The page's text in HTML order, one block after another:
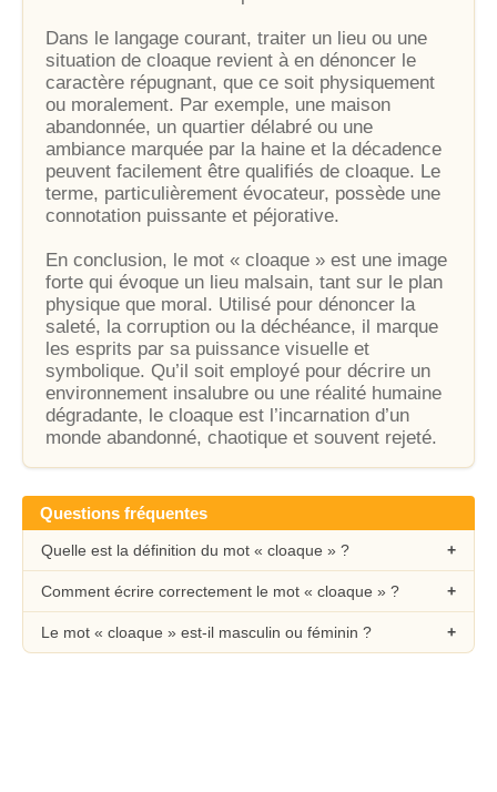
Dans le langage courant, traiter un lieu ou une
situation de cloaque revient à en dénoncer le
caractère répugnant, que ce soit physiquement
ou moralement. Par exemple, une maison
abandonnée, un quartier délabré ou une
ambiance marquée par la haine et la décadence
peuvent facilement être qualifiés de cloaque. Le
terme, particulièrement évocateur, possède une
connotation puissante et péjorative.
En conclusion, le mot « cloaque » est une image
forte qui évoque un lieu malsain, tant sur le plan
physique que moral. Utilisé pour dénoncer la
saleté, la corruption ou la déchéance, il marque
les esprits par sa puissance visuelle et
symbolique. Qu’il soit employé pour décrire un
environnement insalubre ou une réalité humaine
dégradante, le cloaque est l’incarnation d’un
monde abandonné, chaotique et souvent rejeté.
Questions fréquentes
Quelle est la définition du mot « cloaque » ?
Comment écrire correctement le mot « cloaque » ?
Le mot « cloaque » est-il masculin ou féminin ?